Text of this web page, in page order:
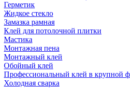
Герметик
Жидкое стекло
Замазка рамная
Клей для потолочной плитки
Мастика
Монтажная пена
Монтажный клей
Обойный клей
Профессиональный клей в крупной
Холодная сварка